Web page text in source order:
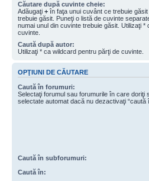
Căutare după cuvinte cheie:
Adăugaţi + în faţa unui cuvânt ce trebuie găsit
trebuie găsit. Puneţi o listă de cuvinte
numai unul din cuvinte trebuie găsit. Utilizaţi *
cuvinte.
Caută după autor:
Utilizaţi * ca wildcard pentru părţi de cuvinte.
OPŢIUNI DE CĂUTARE
Caută în forumuri:
Selectaţi forumul sau forumurile în care doriţi
selectate automat dacă nu dezactivaţi “caută
Caută în subforumuri:
Caută în: